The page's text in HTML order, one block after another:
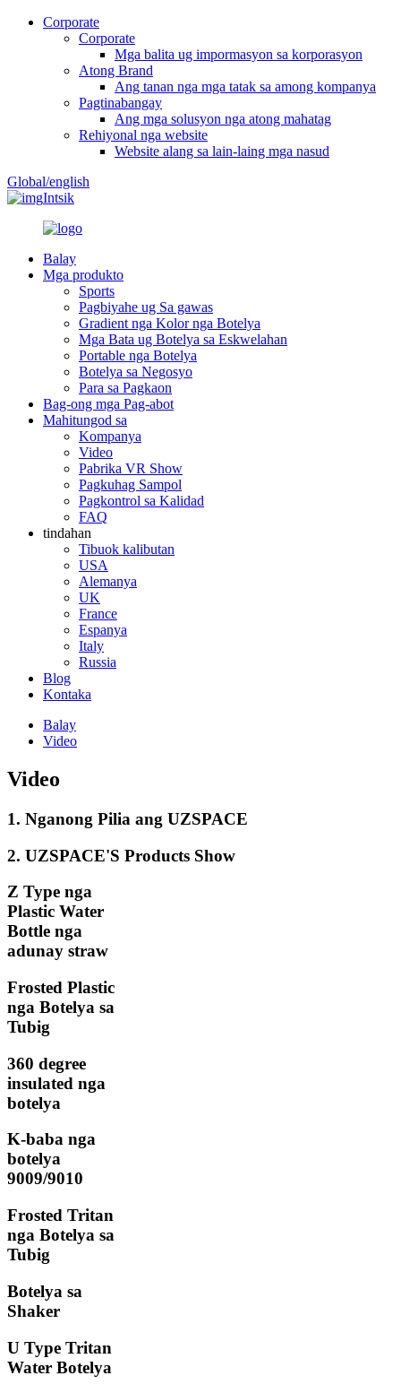
Corporate
Corporate
Mga balita ug impormasyon sa korporasyon
Atong Brand
Ang tanan nga mga tatak sa among kompanya
Pagtinabangay
Ang mga solusyon nga atong mahatag
Rehiyonal nga website
Website alang sa lain-laing mga nasud
Global/english
Intsik
Balay
Mga produkto
Sports
Pagbiyahe ug Sa gawas
Gradient nga Kolor nga Botelya
Mga Bata ug Botelya sa Eskwelahan
Portable nga Botelya
Botelya sa Negosyo
Para sa Pagkaon
Bag-ong mga Pag-abot
Mahitungod sa
Kompanya
Video
Pabrika VR Show
Pagkuhag Sampol
Pagkontrol sa Kalidad
FAQ
tindahan
Tibuok kalibutan
USA
Alemanya
UK
France
Espanya
Italy
Russia
Blog
Kontaka
Balay
Video
Video
1. Nganong Pilia ang UZSPACE
2. UZSPACE'S Products Show
Z Type nga
Plastic Water
Bottle nga
adunay straw
Frosted Plastic
nga Botelya sa
Tubig
360 degree
insulated nga
botelya
K-baba nga
botelya
9009/9010
Frosted Tritan
nga Botelya sa
Tubig
Botelya sa
Shaker
U Type Tritan
Water Botelya